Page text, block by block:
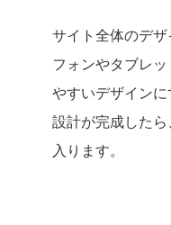
サイト全体のデ
フォンやタブレ
やすいデザイン
設計が完成した
入ります。